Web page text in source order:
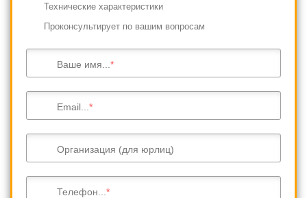
Технические характеристики
Проконсультирует по вашим вопросам
Ваше имя...
Email...
Организация (для юрлиц)
Телефон...